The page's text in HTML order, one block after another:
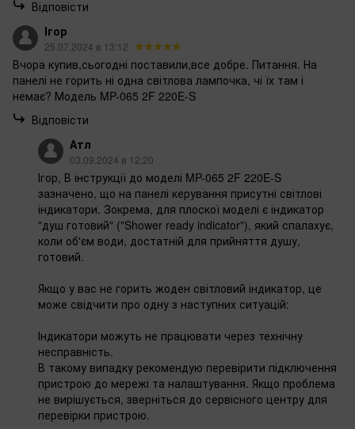
Відповісти
Ігор
25.07.2024 в 13:12
Вчора купив,сьогодні поставили,все добре. Питання. На
панелі не горить ні одна світлова лампочка, чі їх там і
немає? Модель MP-065 2F 220E-S
Відповісти
Атл
03.09.2024 в 12:20
Ігор, В інструкції до моделі MP-065 2F 220E-S
зазначено, що на панелі керування присутні світлові
індикатори. Зокрема, для плоскої моделі є індикатор
"душ готовий" ("Shower ready indicator"), який спалахує,
коли об'єм води, достатній для прийняття душу,
готовий.
Якщо у вас не горить жоден світловий індикатор, це
може свідчити про одну з наступних ситуацій:
Індикатори можуть не працювати через технічну
несправність.
В такому випадку рекомендую перевірити підключення
пристрою до мережі та налаштування. Якщо проблема
не вирішується, зверніться до сервісного центру для
перевірки пристрою.